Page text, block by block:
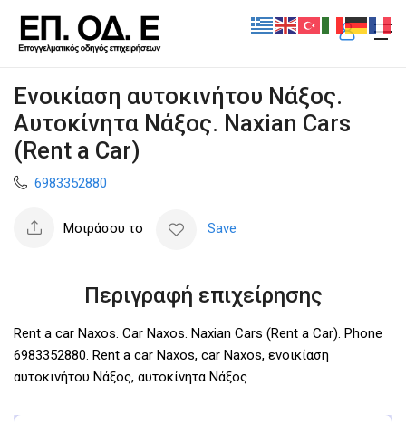
Ενοικίαση αυτοκινήτου Νάξος.
Αυτοκίνητα Νάξος. Naxian Cars
(Rent a Car)
6983352880
Μοιράσου το Save
Περιγραφή επιχείρησης
Rent a car Naxos. Car Naxos. Naxian Cars (Rent a Car). Phone
6983352880. Rent a car Naxos, car Naxos, ενοικίαση
αυτοκινήτου Νάξος, αυτοκίνητα Νάξος